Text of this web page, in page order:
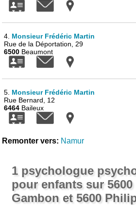
4. Monsieur Frédéric Martin
Rue de la Déportation, 29
6500 Beaumont
5. Monsieur Frédéric Martin
Rue Bernard, 12
6464 Baileux
Remonter vers: Namur
1 psychologue
pour enfants sur
Gambon et 5600